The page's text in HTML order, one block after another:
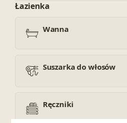
Łazienka
Wanna
Suszarka do włosów
Ręczniki